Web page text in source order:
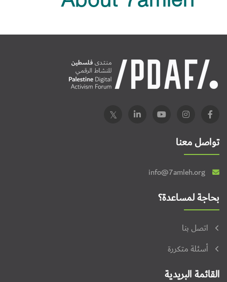
تواصل معنا
info@7amleh.org
بحاجة لمساعدة؟
اتصل بنا
أسئلة متكررة
القائمة البريدية